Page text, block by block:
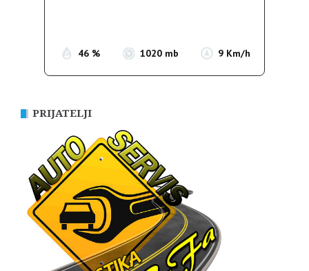
46 % 1020 mb 9 Km/h
PRIJATELJI